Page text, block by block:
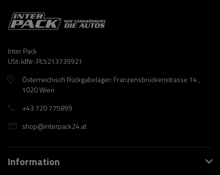
Inter Pack
USt-IdNr: PL5213739921
Österreichisch Rückgabelager: Franzensbrückenstrasse 14 ,
1020 Wien
+43 720 775899
shop@interpack24.at
Information